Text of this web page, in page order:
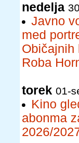
nedelja
Javno
med
Običajnih
Roba
torek 01-
Kino
abonma
2026/